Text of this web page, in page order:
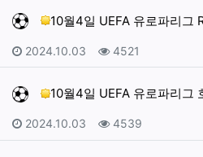
10월4일 UEFA 유로파리그
작성일
2024.10.03 조회
4521
10월4일 UEFA 유로파리그 호
작성일
2024.10.03 조회
4539